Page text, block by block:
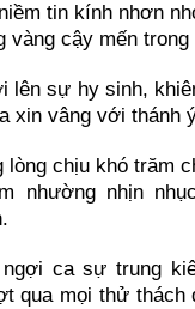
tin kính nhơn
vàng cậy mến
lên sự hy sinh,
xin vâng với thánh
lòng chịu khó trăm
nhường nhịn
ngợi ca sự trung
qua mọi thử thách